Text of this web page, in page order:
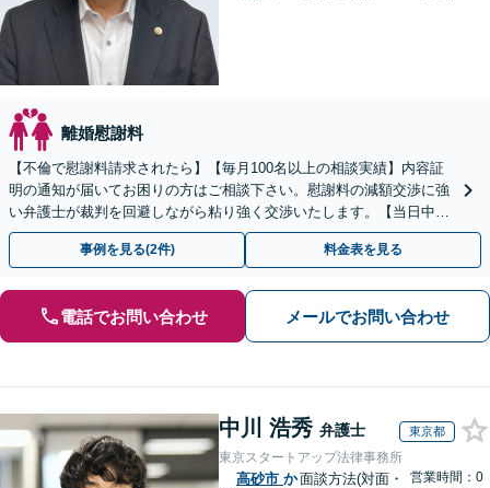
離婚慰謝料
【不倫で慰謝料請求されたら】【毎月100名以上の相談実績】内容証
明の通知が届いてお困りの方はご相談下さい。慰謝料の減額交渉に強
い弁護士が裁判を回避しながら粘り強く交渉いたします。【当日中の
相談可(予約制)】【関西エリア全域対応】
事例を見る(2件) 料金表を見る
電話でお問い合わせ メールでお問い合わせ
中川 浩秀 弁護士 東京都
東京スタートアップ法律事務所
高砂市 か面談方法(対面・
営業時間：0